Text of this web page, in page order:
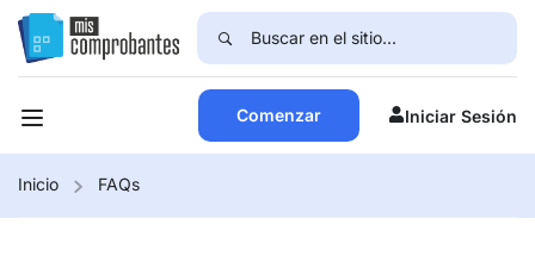
Comenzar Iniciar Sesión
Inicio FAQs